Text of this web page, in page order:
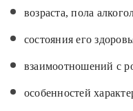
возраста, пола
состояния его
взаимоотношений с
особенностей